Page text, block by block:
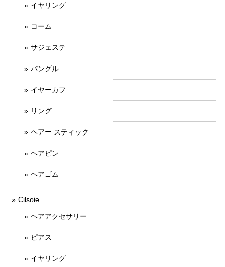
イヤリング
コーム
サジェステ
バングル
イヤーカフ
リング
ヘアー スティック
ヘアピン
ヘアゴム
Cilsoie
ヘアアクセサリー
ピアス
イヤリング